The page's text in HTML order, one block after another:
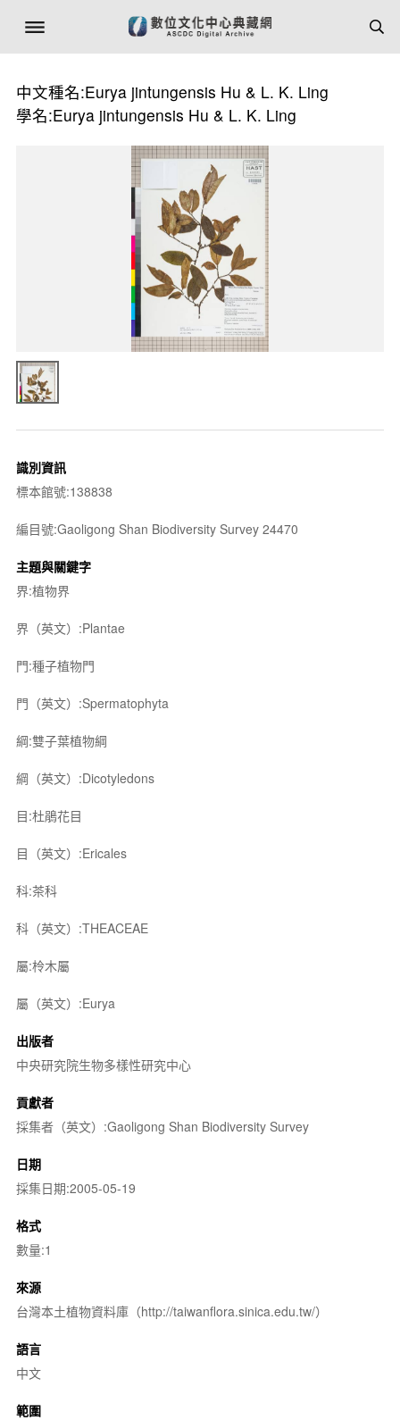
中文種名:Eurya jintungensis Hu & L. K. Ling
學名:Eurya jintungensis Hu & L. K. Ling
識別資訊
標本館號:138838
編目號:Gaoligong Shan Biodiversity Survey 24470
主題與關鍵字
界:植物界
界（英文）:Plantae
門:種子植物門
門（英文）:Spermatophyta
綱:雙子葉植物綱
綱（英文）:Dicotyledons
目:杜鵑花目
目（英文）:Ericales
科:茶科
科（英文）:THEACEAE
屬:柃木屬
屬（英文）:Eurya
出版者
中央研究院生物多樣性研究中心
貢獻者
採集者（英文）:Gaoligong Shan Biodiversity Survey
日期
採集日期:2005-05-19
格式
數量:1
來源
台灣本土植物資料庫（http://taiwanflora.sinica.edu.tw/）
語言
中文
範圍